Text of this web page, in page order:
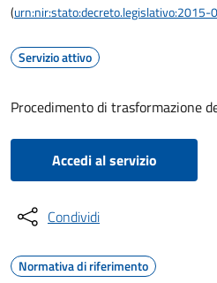
(urn:nir:stato:decreto.legislativo:2015-
Servizio attivo
Procedimento di trasformazione
Accedi al servizio
Condividi
Normativa di riferimento